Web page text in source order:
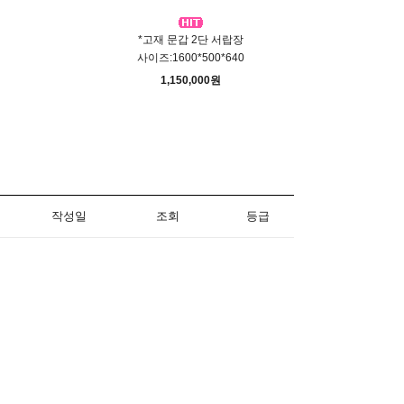
*고재 문갑 2단 서랍장
사이즈:1600*500*640
1,150,000원
작성일 조회 등급